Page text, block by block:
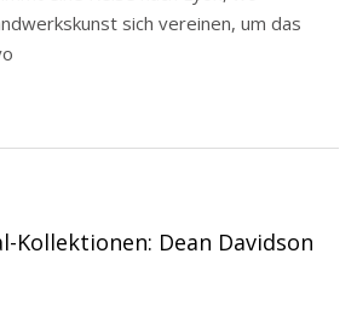
sich vereinen, um das
Kollektionen: Dean Davidson